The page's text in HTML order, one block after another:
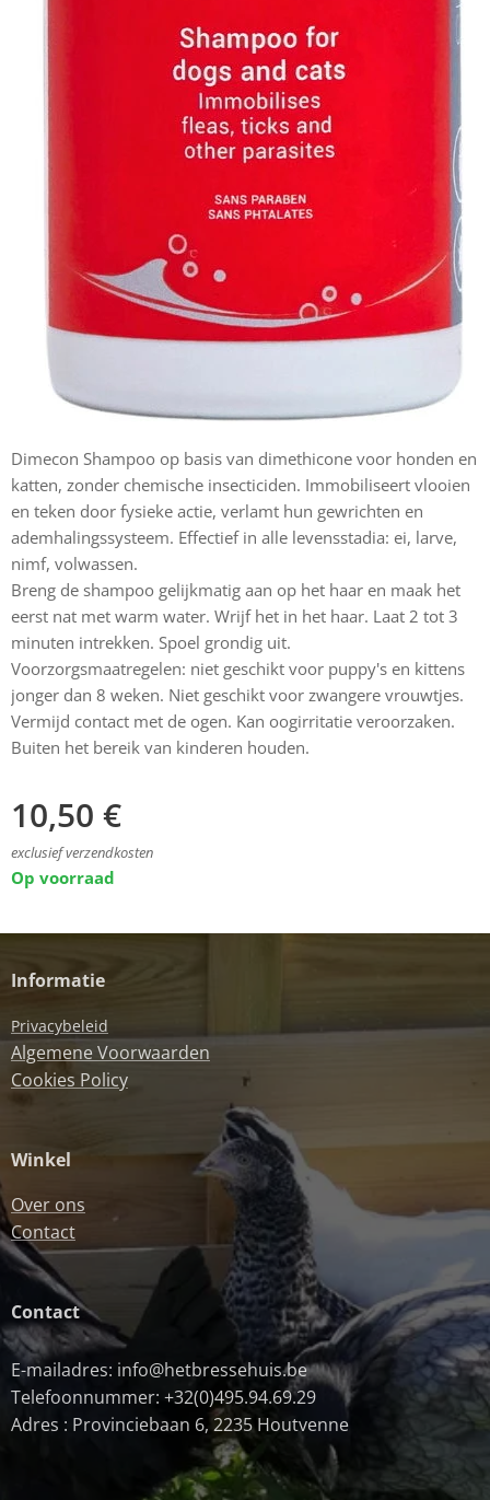
Dimecon Shampoo op basis van dimethicone voor honden en
katten, zonder chemische insecticiden. Immobiliseert vlooien
en teken door fysieke actie, verlamt hun gewrichten en
ademhalingssysteem. Effectief in alle levensstadia: ei, larve,
nimf, volwassen.
Breng de shampoo gelijkmatig aan op het haar en maak het
eerst nat met warm water. Wrijf het in het haar. Laat 2 tot 3
minuten intrekken. Spoel grondig uit.
Voorzorgsmaatregelen: niet geschikt voor puppy's en kittens
jonger dan 8 weken. Niet geschikt voor zwangere vrouwtjes.
Vermijd contact met de ogen. Kan oogirritatie veroorzaken.
Buiten het bereik van kinderen houden.
10,50 €
exclusief verzendkosten
Op voorraad
Informatie
Privacybeleid
Algemene Voorwaarden
Cookies Policy
Winkel
Over ons
Contact
Contact
E-mailadres: info@hetbressehuis.be
Telefoonnummer: +32(0)495.94.69.29
Adres : Provinciebaan 6, 2235 Houtvenne